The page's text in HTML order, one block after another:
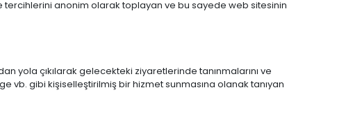
anonim olarak toplayan ve bu sayede web sitesinin
yola çıkılarak gelecekteki ziyaretlerinde tanınmalarını ve
vb. gibi kişiselleştirilmiş bir hizmet sunmasına olanak tanıyan